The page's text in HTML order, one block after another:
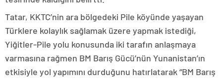
Tatar, KKTC’nin ara bölgedeki Pile köyünde yaşayan
Türklere kolaylık sağlamak üzere yapmak istediği,
Yiğitler-Pile yolu konusunda iki tarafın anlaşmaya
varmasına rağmen BM Barış Gücü’nün Yunanistan’ın
etkisiyle yol yapımını durduğunu hatırlatarak “BM Barış